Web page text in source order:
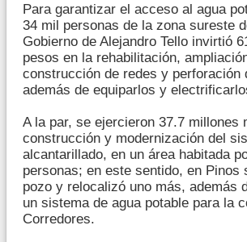
Para garantizar el acceso al agua
34 mil personas de la zona sureste
Gobierno de Alejandro Tello invirtió
pesos en la rehabilitación,
construcción de redes y perforación
además de equiparlos y
A la par, se ejercieron 37.7 millones
construcción y modernización del
alcantarillado, en un área habitada
personas; en este sentido, en Pinos
pozo y relocalizó uno más, además
un sistema de agua potable para la
Corredores.